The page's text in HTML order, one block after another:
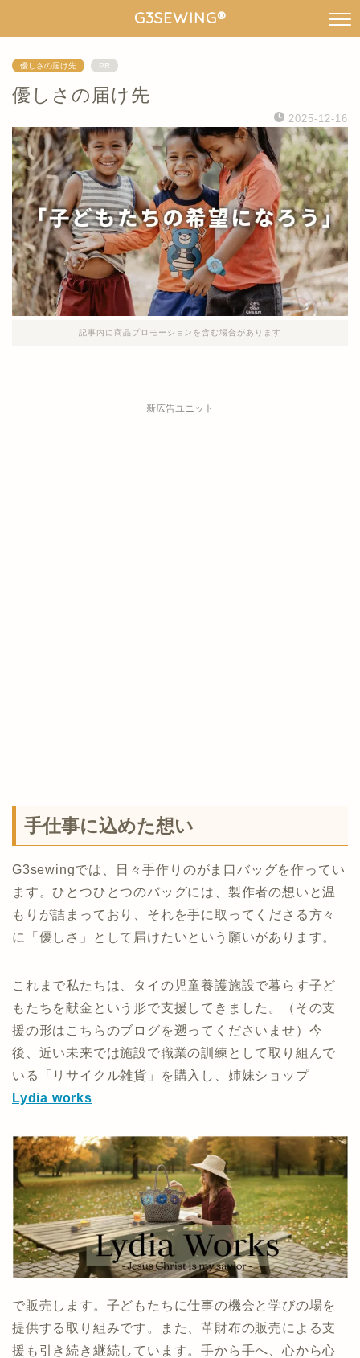
G3SEWING®︎
優しさの届け先 PR
優しさの届け先
2025-12-16
記事内に商品プロモーションを含む場合があります
新広告ユニット
手仕事に込めた想い
G3sewingでは、日々手作りのがま口バッグを作ってい
ます。ひとつひとつのバッグには、製作者の想いと温
もりが詰まっており、それを手に取ってくださる方々
に「優しさ」として届けたいという願いがあります。
これまで私たちは、タイの児童養護施設で暮らす子ど
もたちを献金という形で支援してきました。（その支
援の形はこちらのブログを遡ってくださいませ）今
後、近い未来では施設で職業の訓練として取り組んで
いる「リサイクル雑貨」を購入し、姉妹ショップ
Lydia works
で販売します。子どもたちに仕事の機会と学びの場を
提供する取り組みです。また、革財布の販売による支
援も引き続き継続しています。手から手へ、心から心